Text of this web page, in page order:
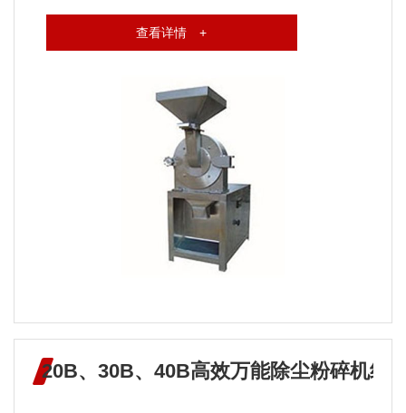
查看详情 +
20B、30B、40B高效万能除尘粉碎机组